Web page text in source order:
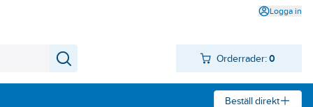
Logga in
Orderrader: 0
Beställ direkt